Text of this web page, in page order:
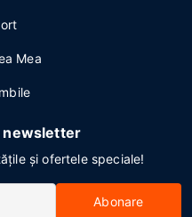
Mea
newsletter
și ofertele speciale!
Abonare